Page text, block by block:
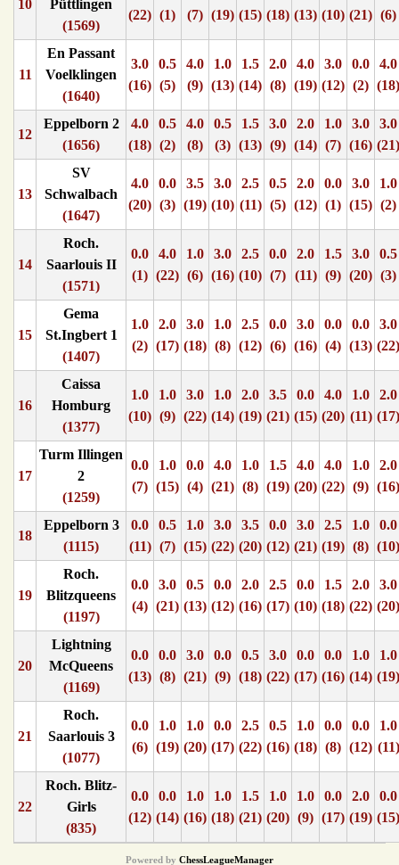
10
Püttlingen
(1569)
(22) (1)
(7) (19) (15) (18) (13) (10) (21) (6)
11
En Passant
Voelklingen
(1640)
3.0
(16)
0.5
(5)
4.0
(9)
1.0
(13)
1.5
(14)
2.0
(8)
4.0
(19)
3.0
(12)
0.0
(2)
4.0
(18)
12
Eppelborn 2
(1656)
4.0
(18)
0.5
(2)
4.0
(8)
0.5
(3)
1.5
(13)
3.0
(9)
2.0
(14)
1.0
(7)
3.0
(16)
3.0
(21)
13
SV
Schwalbach
(1647)
4.0
(20)
0.0
(3)
3.5
(19)
3.0
(10)
2.5
(11)
0.5
(5)
2.0
(12)
0.0
(1)
3.0
(15)
1.0
(2)
14
Roch.
Saarlouis II
(1571)
0.0
(1)
4.0
(22)
1.0
(6)
3.0
(16)
2.5
(10)
0.0
(7)
2.0
(11)
1.5
(9)
3.0
(20)
0.5
(3)
15
Gema
St.Ingbert 1
(1407)
1.0
(2)
2.0
(17)
3.0
(18)
1.0
(8)
2.5
(12)
0.0
(6)
3.0
(16)
0.0
(4)
0.0
(13)
3.0
(22)
16
Caissa
Homburg
(1377)
1.0
(10)
1.0
(9)
3.0
(22)
1.0
(14)
2.0
(19)
3.5
(21)
0.0
(15)
4.0
(20)
1.0
(11)
2.0
(17)
17
Turm Illingen
2
(1259)
0.0
(7)
1.0
(15)
0.0
(4)
4.0
(21)
1.0
(8)
1.5
(19)
4.0
(20)
4.0
(22)
1.0
(9)
2.0
(16)
18
Eppelborn 3
(1115)
0.0
(11)
0.5
(7)
1.0
(15)
3.0
(22)
3.5
(20)
0.0
(12)
3.0
(21)
2.5
(19)
1.0
(8)
0.0
(10)
19
Roch.
Blitzqueens
(1197)
0.0
(4)
3.0
(21)
0.5
(13)
0.0
(12)
2.0
(16)
2.5
(17)
0.0
(10)
1.5
(18)
2.0
(22)
3.0
(20)
20
Lightning
McQueens
(1169)
0.0
(13)
0.0
(8)
3.0
(21)
0.0
(9)
0.5
(18)
3.0
(22)
0.0
(17)
0.0
(16)
1.0
(14)
1.0
(19)
21
Roch.
Saarlouis 3
(1077)
0.0
(6)
1.0
(19)
1.0
(20)
0.0
(17)
2.5
(22)
0.5
(16)
1.0
(18)
0.0
(8)
0.0
(12)
1.0
(11)
22
Roch. Blitz-
Girls
(835)
0.0
(12)
0.0
(14)
1.0
(16)
1.0
(18)
1.5
(21)
1.0
(20)
1.0
(9)
0.0
(17)
2.0
(19)
0.0
(15)
Powered by ChessLeagueManager